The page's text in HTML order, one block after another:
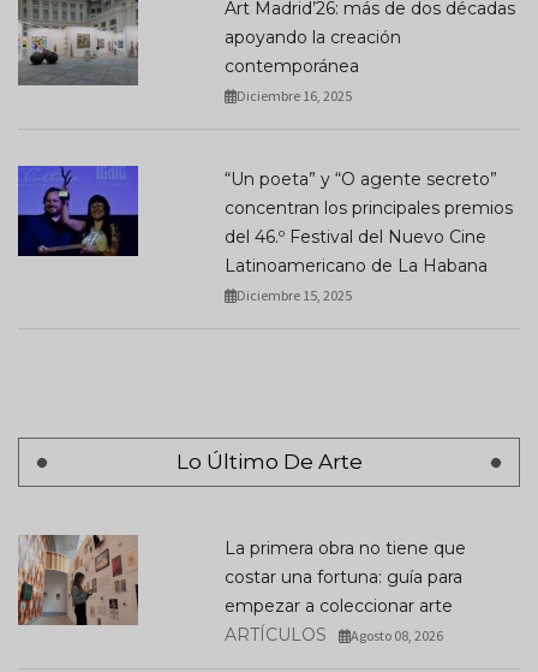
Art Madrid’26: más de dos décadas
apoyando la creación
contemporánea
Diciembre 16, 2025
“Un poeta” y “O agente secreto”
concentran los principales premios
del 46.º Festival del Nuevo Cine
Latinoamericano de La Habana
Diciembre 15, 2025
Lo Último De Arte
La primera obra no tiene que
costar una fortuna: guía para
empezar a coleccionar arte
ARTÍCULOS
Agosto 08, 2026